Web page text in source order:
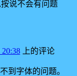
说不会有问题
20:38上的评论
到字体的问题。